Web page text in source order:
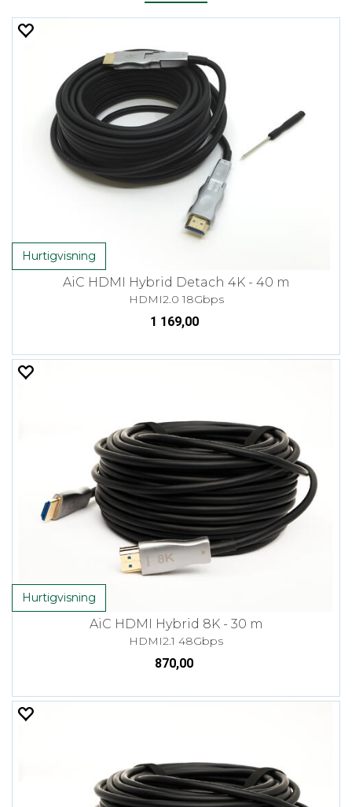
Hurtigvisning
AiC HDMI Hybrid Detach 4K - 40 m
HDMI2.0 18Gbps
1 169,00
Hurtigvisning
AiC HDMI Hybrid 8K - 30 m
HDMI2.1 48Gbps
870,00